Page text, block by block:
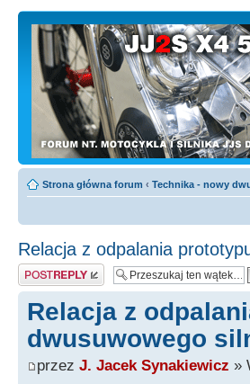
Strona główna forum ‹ Technika - nowy
Relacja z odpalania
Odpowiedz
Relacja z
dwusuwowego
przez J. Jacek Synakiewicz »